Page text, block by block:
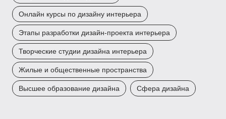
Онлайн курсы по дизайну интерьера
Этапы разработки дизайн-проекта интерьера
Творческие студии дизайна интерьера
Жилые и общественные пространства
Высшее образование дизайна Сфера дизайна